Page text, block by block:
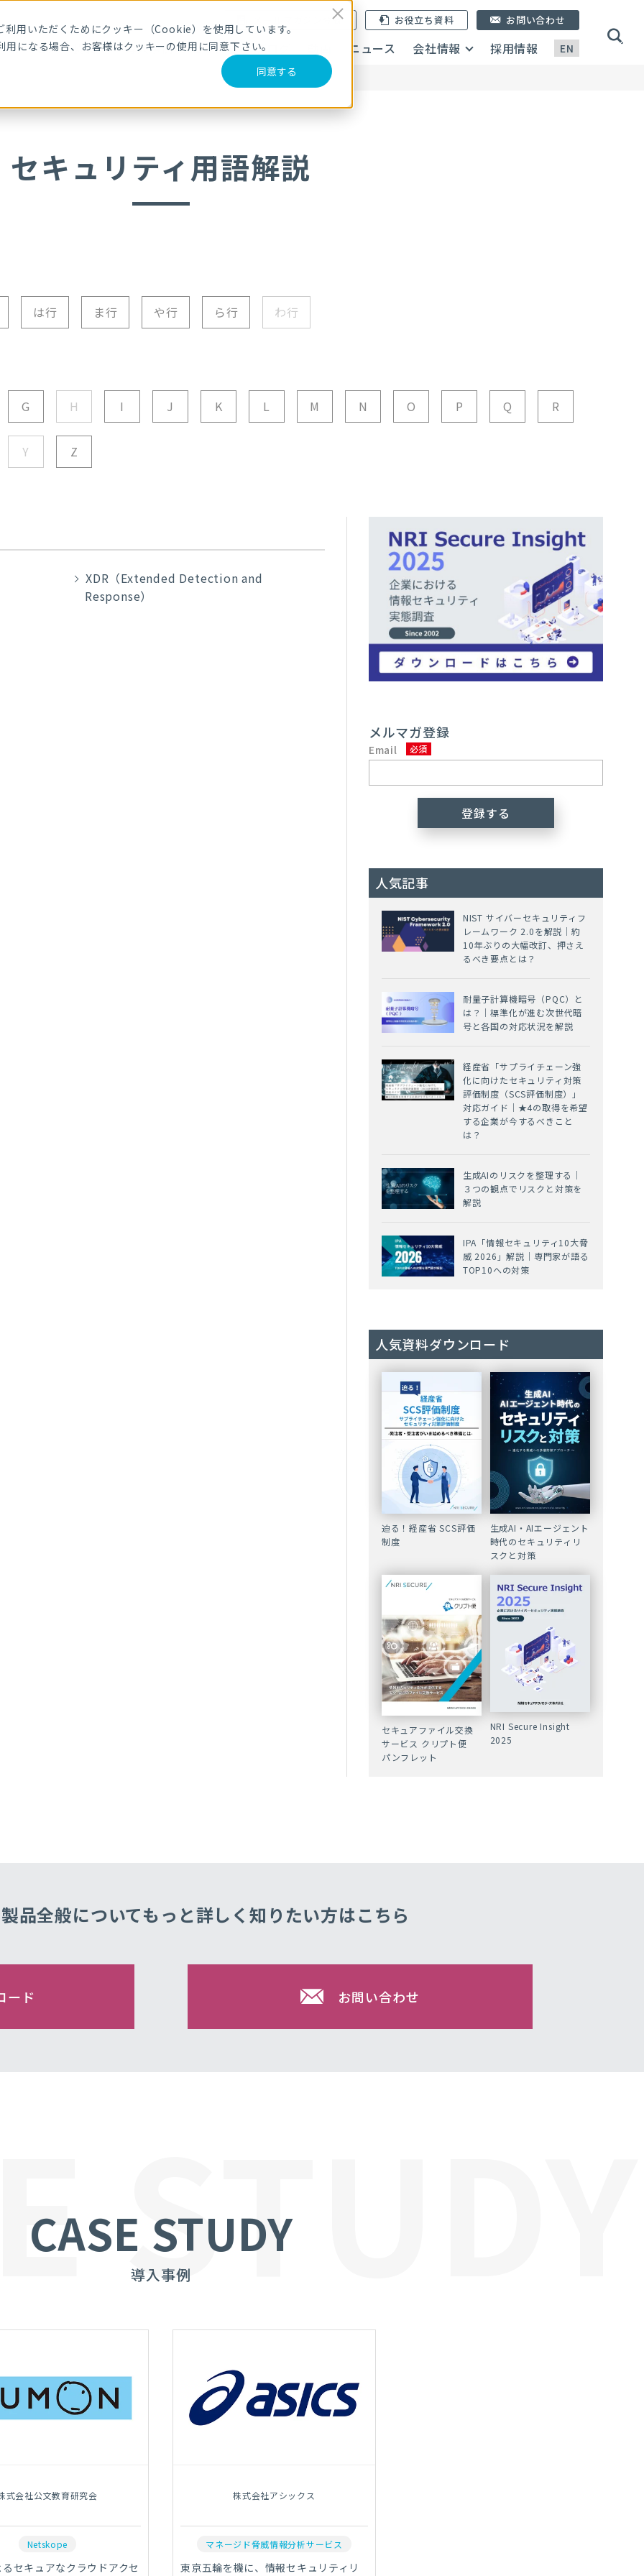
用いただくためにクッキー（Cookie）を使用しています。
になる場合、お客様はクッキーの使用に同意下さい。
同意する
EN
メールマガジン登録 お役立ち資料
サービス・製品 導入事例 セミナー ブログ ニュース 会社情報 採用情報
お問い合わせ
セキュリティ用語解説
は行 ま行 や行 ら行 わ行
G H I J K L M N O P Q R
Y Z
XDR（Extended Detection and
Response）
メルマガ登録
Email
人気記事
NIST サイバーセキュリティフ
レームワーク 2.0を解説｜約
10年ぶりの大幅改訂、押さえ
るべき要点とは？
耐量子計算機暗号（PQC）と
は？｜標準化が進む次世代暗
号と各国の対応状況を解説
経産省「サプライチェーン強
化に向けたセキュリティ対策
評価制度（SCS評価制度）」
対応ガイド｜★4の取得を希望
する企業が今するべきこと
は？
生成AIのリスクを整理する｜
３つの観点でリスクと対策を
解説
IPA「情報セキュリティ10大脅
威 2026」解説｜専門家が語る
TOP10への対策
人気資料ダウンロード
迫る！経産省 SCS評価
制度
生成AI・AIエージェント
時代のセキュリティリ
スクと対策
セキュアファイル交換
サービス クリプト便
パンフレット
NRI Secure Insight
2025
品全般についてもっと詳しく知りたい方はこちら
ード お問い合わせ
STUDY
CASE STUDY
導入事例
式会社公文教育研究会
Netskope
セキュアなクラウドアクセ
株式会社アシックス
マネージド脅威情報分析サービス
東京五輪を機に、情報セキュリティリ